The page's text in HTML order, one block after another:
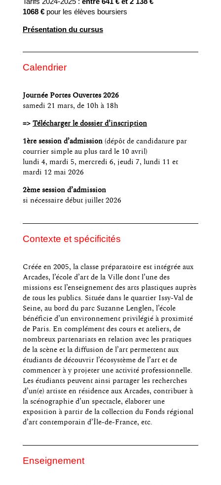
1068 € pour les élèves boursiers
Présentation du cursus
Calendrier
Journée Portes Ouvertes 2026
samedi 21 mars, de 10h à 18h
=> Télécharger le dossier d’inscription
1ère session d’admission (dépôt de candidature par
courrier simple au plus tard le 10 avril)
lundi 4, mardi 5, mercredi 6, jeudi 7, lundi 11 et
mardi 12 mai 2026
2ème session d’admission
si nécessaire début juillet 2026
Contexte et spécificités
Créée en 2005, la classe préparatoire est intégrée aux
Arcades, l’école d’art de la Ville dont l’une des
missions est l’enseignement des arts plastiques auprès
de tous les publics. Située dans le quartier Issy-Val de
Seine, au bord du parc Suzanne Lenglen, l’école
bénéficie d’un environnement privilégié à proximité
de Paris. En complément des cours et ateliers, de
nombreux partenariats en relation avec les pratiques
de la scène et la diffusion de l’art permettent aux
étudiants de découvrir l’écosystème de l’art et de
commencer à y projeter une activité professionnelle.
Les étudiants peuvent ainsi partager les recherches
d’un(e) artiste en résidence aux Arcades, contribuer à
la scénographie d’un spectacle, élaborer une
exposition à partir de la collection du Fonds régional
d’art contemporain d’Île-de-France, etc.
Enseignement